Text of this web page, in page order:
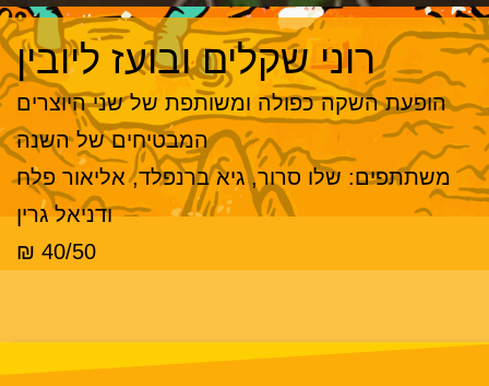
רוני שקלים ובועז ליובין
הופעת השקה כפולה ומשותפת של שני היוצרים
המבטיחים של השנה
משתתפים: שלו סרור, גיא ברנפלד, אליאור פלח
ודניאל גרין
40/50 ₪